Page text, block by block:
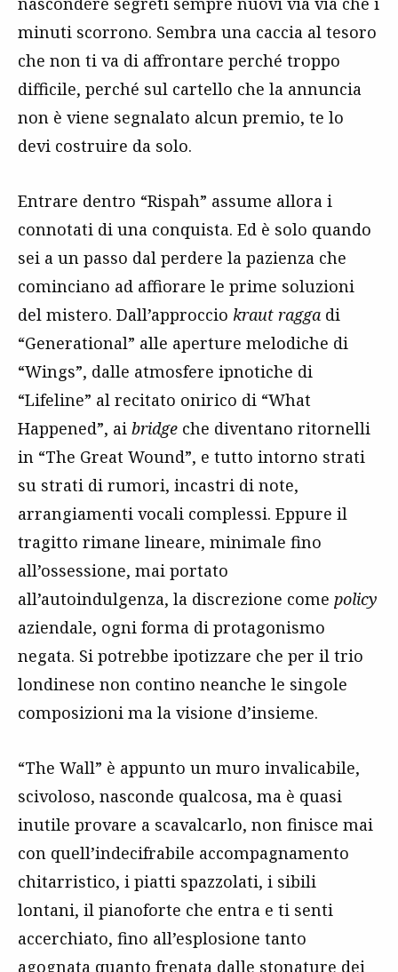
minuti scorrono. Sembra una caccia al tesoro
che non ti va di affrontare perché troppo
difficile, perché sul cartello che la annuncia
non è viene segnalato alcun premio, te lo
devi costruire da solo.
Entrare dentro “Rispah” assume allora i
connotati di una conquista. Ed è solo quando
sei a un passo dal perdere la pazienza che
cominciano ad affiorare le prime soluzioni
del mistero. Dall’approccio kraut ragga di
“Generational” alle aperture melodiche di
“Wings”, dalle atmosfere ipnotiche di
“Lifeline” al recitato onirico di “What
Happened”, ai bridge che diventano ritornelli
in “The Great Wound”, e tutto intorno strati
su strati di rumori, incastri di note,
arrangiamenti vocali complessi. Eppure il
tragitto rimane lineare, minimale fino
all’ossessione, mai portato
all’autoindulgenza, la discrezione come policy
aziendale, ogni forma di protagonismo
negata. Si potrebbe ipotizzare che per il trio
londinese non contino neanche le singole
composizioni ma la visione d’insieme.
“The Wall” è appunto un muro invalicabile,
scivoloso, nasconde qualcosa, ma è quasi
inutile provare a scavalcarlo, non finisce mai
con quell’indecifrabile accompagnamento
chitarristico, i piatti spazzolati, i sibili
lontani, il pianoforte che entra e ti senti
accerchiato, fino all’esplosione tanto
agognata quanto frenata dalle stonature dei